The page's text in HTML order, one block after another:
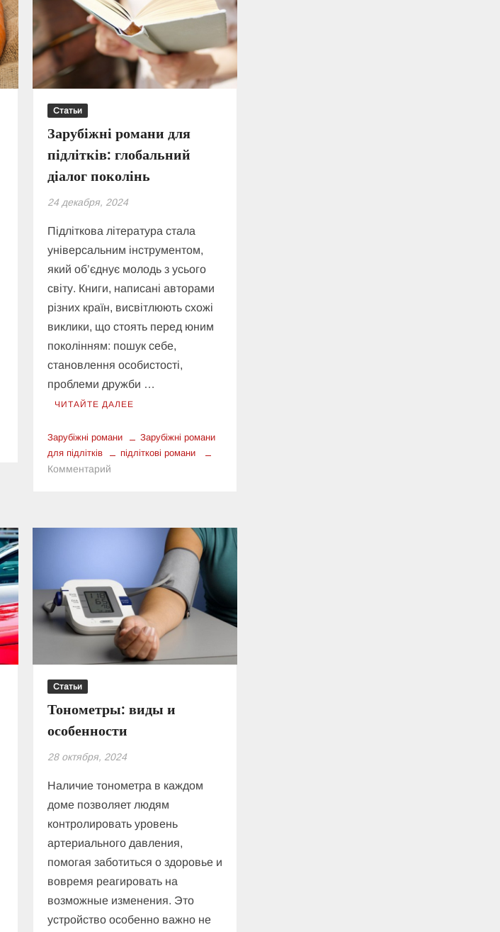
Статьи
Зарубіжні романи для
підлітків: глобальний
діалог поколінь
24 декабря, 2024
Підліткова література стала
універсальним інструментом,
який об’єднує молодь з усього
світу. Книги, написані авторами
різних країн, висвітлюють схожі
виклики, що стоять перед юним
поколінням: пошук себе,
становлення особистості,
проблеми дружби …
ЧИТАЙТЕ ДАЛЕЕ
Зарубіжні романи
Зарубіжні романи
для підлітків
підліткові романи
Комментарий
глобальний
поколінь
Статьи
Тонометры: виды и
особенности
28 октября, 2024
Наличие тонометра в каждом
доме позволяет людям
контролировать уровень
артериального давления,
помогая заботиться о здоровье и
вовремя реагировать на
возможные изменения. Это
устройство особенно важно не